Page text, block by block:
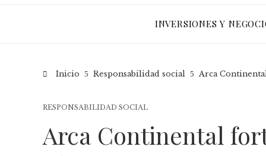
INVERSIONES Y
Inicio Responsabilidad social Arca
RESPONSABILIDAD SOCIAL
Arca Continental